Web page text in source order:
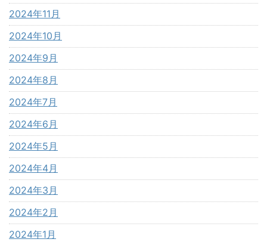
2024年11月
2024年10月
2024年9月
2024年8月
2024年7月
2024年6月
2024年5月
2024年4月
2024年3月
2024年2月
2024年1月